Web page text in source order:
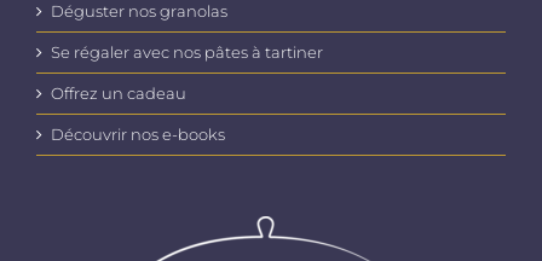
Déguster nos granolas
Se régaler avec nos pâtes à tartiner
Offrez un cadeau
Découvrir nos e-books